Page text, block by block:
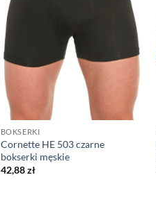
BOKSERKI
Cornette HE 503 czarne
bokserki męskie
42,88zł